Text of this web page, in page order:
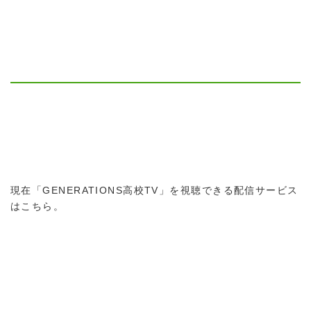
現在「GENERATIONS高校TV」を視聴できる配信サービス
はこちら。